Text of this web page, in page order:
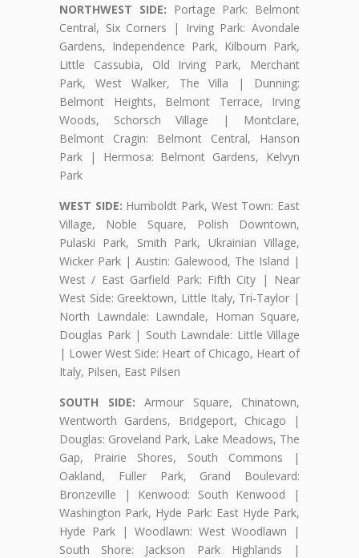
NORTHWEST SIDE: Portage Park: Belmont
Central, Six Corners | Irving Park: Avondale
Gardens, Independence Park, Kilbourn Park,
Little Cassubia, Old Irving Park, Merchant
Park, West Walker, The Villa | Dunning:
Belmont Heights, Belmont Terrace, Irving
Woods, Schorsch Village | Montclare,
Belmont Cragin: Belmont Central, Hanson
Park | Hermosa: Belmont Gardens, Kelvyn
Park
WEST SIDE: Humboldt Park, West Town: East
Village, Noble Square, Polish Downtown,
Pulaski Park, Smith Park, Ukrainian Village,
Wicker Park | Austin: Galewood, The Island |
West / East Garfield Park: Fifth City | Near
West Side: Greektown, Little Italy, Tri-Taylor |
North Lawndale: Lawndale, Homan Square,
Douglas Park | South Lawndale: Little Village
| Lower West Side: Heart of Chicago, Heart of
Italy, Pilsen, East Pilsen
SOUTH SIDE: Armour Square, Chinatown,
Wentworth Gardens, Bridgeport, Chicago |
Douglas: Groveland Park, Lake Meadows, The
Gap, Prairie Shores, South Commons |
Oakland, Fuller Park, Grand Boulevard:
Bronzeville | Kenwood: South Kenwood |
Washington Park, Hyde Park: East Hyde Park,
Hyde Park | Woodlawn: West Woodlawn |
South Shore: Jackson Park Highlands |